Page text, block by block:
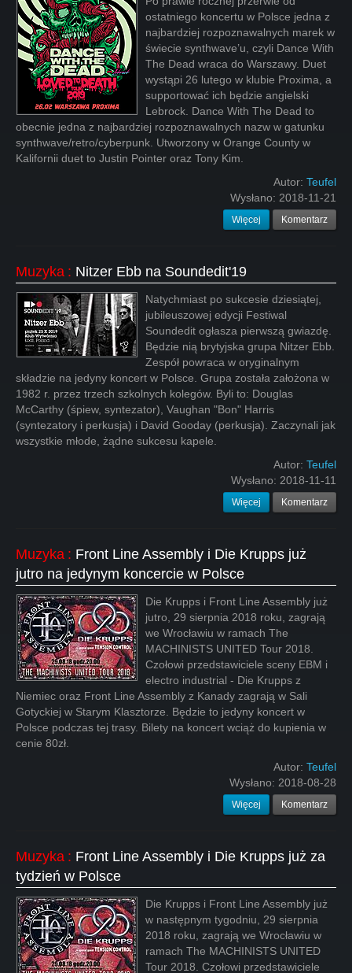
ostatniego koncertu w Polsce jedna z
najbardziej rozpoznawalnych marek w
świecie synthwave’u, czyli Dance With
The Dead wraca do Warszawy. Duet
wystąpi 26 lutego w klubie Proxima, a
supportować ich będzie angielski
Lebrock. Dance With The Dead to
obecnie jedna z najbardziej rozpoznawalnych nazw w gatunku
synthwave/retro/cyberpunk. Utworzony w Orange County w
Kalifornii duet to Justin Pointer oraz Tony Kim.
Autor: Teufel
Wysłano: 2018-11-21
Więcej Komentarz
Muzyka : Nitzer Ebb na Soundedit'19
Natychmiast po sukcesie dziesiątej,
jubileuszowej edycji Festiwal
Soundedit ogłasza pierwszą gwiazdę.
Będzie nią brytyjska grupa Nitzer Ebb.
Zespół powraca w oryginalnym
składzie na jedyny koncert w Polsce. Grupa została założona w
1982 r. przez trzech szkolnych kolegów. Byli to: Douglas
McCarthy (śpiew, syntezator), Vaughan "Bon" Harris
(syntezatory i perkusja) i David Gooday (perkusja). Zaczynali jak
wszystkie młode, żądne sukcesu kapele.
Autor: Teufel
Wysłano: 2018-11-11
Więcej Komentarz
Muzyka : Front Line Assembly i Die Krupps już
jutro na jedynym koncercie w Polsce
Die Krupps i Front Line Assembly już
jutro, 29 sierpnia 2018 roku, zagrają
we Wrocławiu w ramach The
MACHINISTS UNITED Tour 2018.
Czołowi przedstawiciele sceny EBM i
electro industrial - Die Krupps z
Niemiec oraz Front Line Assembly z Kanady zagrają w Sali
Gotyckiej w Starym Klasztorze. Będzie to jedyny koncert w
Polsce podczas tej trasy. Bilety na koncert wciąż do kupienia w
cenie 80zł.
Autor: Teufel
Wysłano: 2018-08-28
Więcej Komentarz
Muzyka : Front Line Assembly i Die Krupps już za
tydzień w Polsce
Die Krupps i Front Line Assembly już
w następnym tygodniu, 29 sierpnia
2018 roku, zagrają we Wrocławiu w
ramach The MACHINISTS UNITED
Tour 2018. Czołowi przedstawiciele